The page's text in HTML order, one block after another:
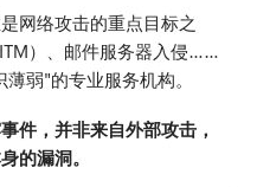
网络攻击的重点目标之
）、邮件服务器入侵……
弱"的专业服务机构。
件，并非来自外部攻击，
的漏洞。